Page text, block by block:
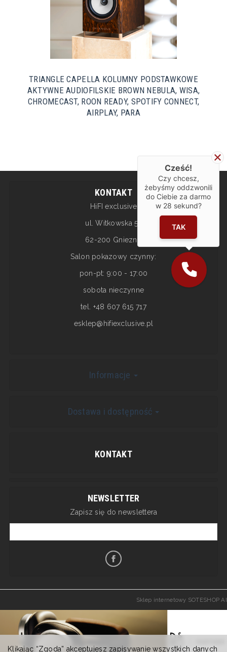
TRIANGLE CAPELLA KOLUMNY PODSTAWKOWE
AKTYWNE AUDIOFILSKIE BROWN NEBULA, WISA,
CHROMECAST, ROON READY, SPOTIFY CONNECT,
AIRPLAY, PARA
KONTAKT
HiFI exclusive
ul. Witkowska 5a
62-200 Gniezno
Salon pokazowy czynny:
pon-pt: 9:00 - 17:00
sobota nieczynne
tel. +48 607 615 717
esklep@hifiexclusive.pl
Informacje
Dostawa i dostępność
KONTAKT
NEWSLETTER
Zapisz się do newslettera
Sklep internetowy SOTESHOP AI
Klikając “Zgoda” akceptujesz zapisywanie wszystkich danych
Cześć!
Czy chcesz,
żebyśmy oddzwonili
do Ciebie za darmo
w 28 sekund?
TAK